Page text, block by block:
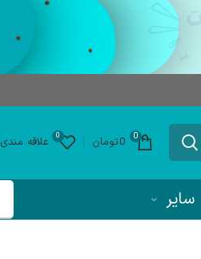
0
0تومان 0 علاقه مندی
سایر